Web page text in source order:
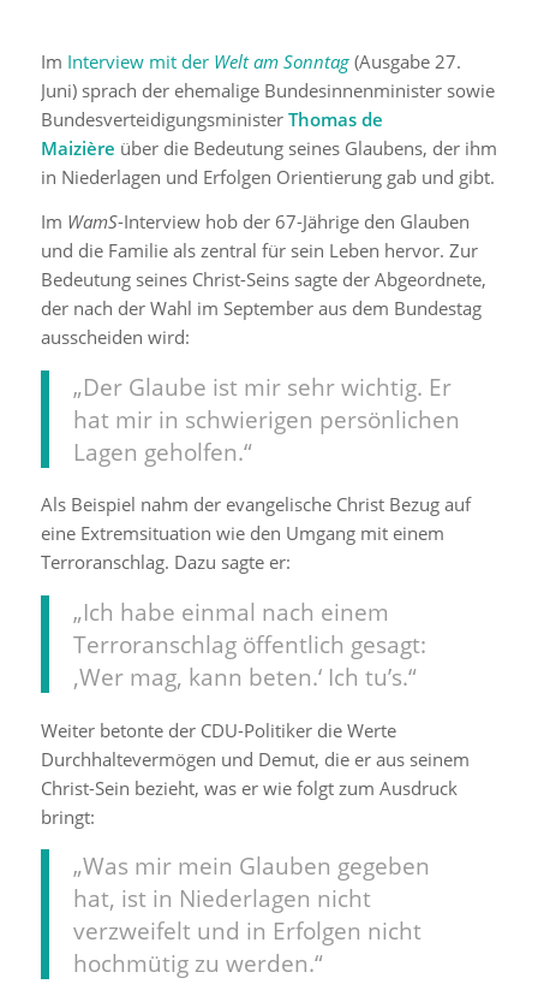
Im Interview mit der Welt am Sonntag(Ausgabe 27.
Juni) sprach der ehemalige Bundesinnenminister sowie
Bundesverteidigungsminister Thomas de
Maizière über die Bedeutung seines Glaubens, der ihm
in Niederlagen und Erfolgen Orientierung gab und gibt.
Im WamS-Interview hob der 67-Jährige den Glauben
und die Familie als zentral für sein Leben hervor. Zur
Bedeutung seines Christ-Seins sagte der Abgeordnete,
der nach der Wahl im September aus dem Bundestag
ausscheiden wird:
„Der Glaube ist mir sehr wichtig. Er
hat mir in schwierigen persönlichen
Lagen geholfen.“
Als Beispiel nahm der evangelische Christ Bezug auf
eine Extremsituation wie den Umgang mit einem
Terroranschlag. Dazu sagte er:
„Ich habe einmal nach einem
Terroranschlag öffentlich gesagt:
‚Wer mag, kann beten.‘ Ich tu’s.“
Weiter betonte der CDU-Politiker die Werte
Durchhaltevermögen und Demut, die er aus seinem
Christ-Sein bezieht, was er wie folgt zum Ausdruck
bringt:
„Was mir mein Glauben gegeben
hat, ist in Niederlagen nicht
verzweifelt und in Erfolgen nicht
hochmütig zu werden.“